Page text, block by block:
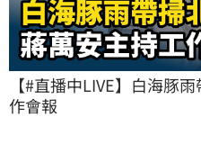
【#直播中LIVE】白海豚
作會報